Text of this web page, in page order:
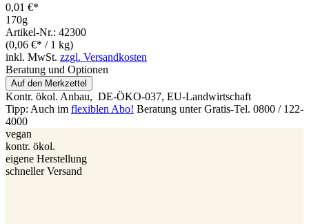
0,01 €*
170g
Artikel-Nr.: 42300
(0,06 €* / 1 kg)
inkl. MwSt. zzgl. Versandkosten
Beratung und Optionen
Auf den Merkzettel
Kontr. ökol. Anbau, DE-ÖKO-037, EU-Landwirtschaft
Tipp: Auch im flexiblen Abo! Beratung unter Gratis-Tel. 0800 / 122-
4000
vegan
kontr. ökol.
eigene Herstellung
schneller Versand